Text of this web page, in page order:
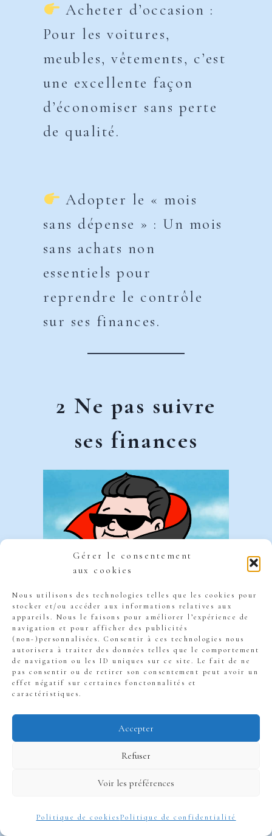
Gérer le consentement
aux cookies
Nous utilisons des technologies telles que les cookies pour
stocker et/ou accéder aux informations relatives aux
appareils. Nous le faisons pour améliorer l’expérience de
navigation et pour afficher des publicités
(non-)personnalisées. Consentir à ces technologies nous
autorisera à traiter des données telles que le comportement
de navigation ou les ID uniques sur ce site. Le fait de ne
pas consentir ou de retirer son consentement peut avoir un
effet négatif sur certaines fonctonnalités et
caractéristiques.
Accepter
Refuser
Voir les préférences
Politique de cookies Politique de confidentialité
Acheter d’occasion :
Pour les voitures,
meubles, vêtements, c’est
une excellente façon
d’économiser sans perte
de qualité.
Adopter le « mois
sans dépense » : Un mois
sans achats non
essentiels pour
reprendre le contrôle
sur ses finances.
2 Ne pas suivre
ses finances
Pourquoi ne pas
avoir de budget
est une erreur